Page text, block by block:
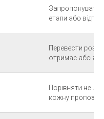
Запропонувати
етапи або
Перевести
отримає або
Порівняти не
кожну